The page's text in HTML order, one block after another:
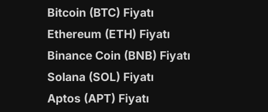
Bitcoin (BTC) Fiyatı
Ethereum (ETH) Fiyatı
Binance Coin (BNB) Fiyatı
Solana (SOL) Fiyatı
Aptos (APT) Fiyatı